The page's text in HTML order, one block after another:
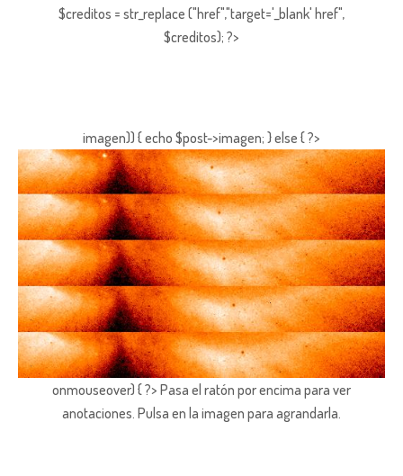
$creditos = str_replace ("href","target='_blank' href",
$creditos); ?>
imagen)) { echo $post->imagen; } else { ?>
onmouseover) { ?> Pasa el ratón por encima para ver
anotaciones. Pulsa en la imagen para agrandarla.